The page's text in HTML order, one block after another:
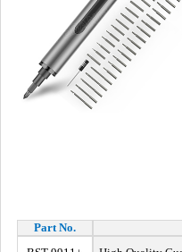
Part No.